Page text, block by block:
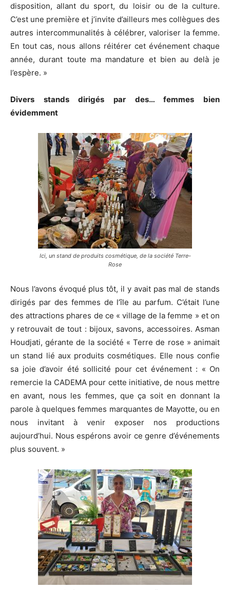
disposition, allant du sport, du loisir ou de la culture.
C’est une première et j’invite d’ailleurs mes collègues des
autres intercommunalités à célébrer, valoriser la femme.
En tout cas, nous allons réitérer cet événement chaque
année, durant toute ma mandature et bien au delà je
l’espère. »
Divers stands dirigés par des… femmes bien
évidemment
Ici, un stand de produits cosmétique, de la société Terre-
Rose
Nous l’avons évoqué plus tôt, il y avait pas mal de stands
dirigés par des femmes de l’île au parfum. C’était l’une
des attractions phares de ce « village de la femme » et on
y retrouvait de tout : bijoux, savons, accessoires. Asman
Houdjati, gérante de la société « Terre de rose » animait
un stand lié aux produits cosmétiques. Elle nous confie
sa joie d’avoir été sollicité pour cet événement : « On
remercie la CADEMA pour cette initiative, de nous mettre
en avant, nous les femmes, que ça soit en donnant la
parole à quelques femmes marquantes de Mayotte, ou en
nous invitant à venir exposer nos productions
aujourd’hui. Nous espérons avoir ce genre d’événements
plus souvent. »